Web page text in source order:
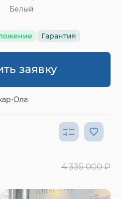
Белый
Гарантия
заявку
Ола
4 335 000 ₽